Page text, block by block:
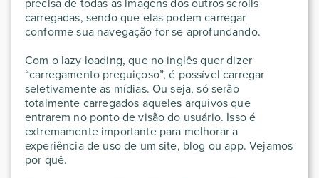
carregadas, sendo que elas podem carregar
conforme sua navegação for se aprofundando.
Com o lazy loading, que no inglês quer dizer
“carregamento preguiçoso”, é possível carregar
seletivamente as mídias. Ou seja, só serão
totalmente carregados aqueles arquivos que
entrarem no ponto de visão do usuário. Isso é
extremamente importante para melhorar a
experiência de uso de um site, blog ou app. Vejamos
por quê.